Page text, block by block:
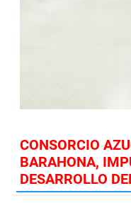
CONSORCIO
BARAHONA,
DESARROLLO